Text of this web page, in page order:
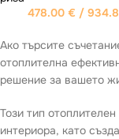
478.00 € /
Ако търсите
отоплителна
решение за вашето
Този тип
интериора, като